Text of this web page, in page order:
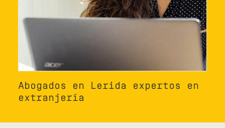
Abogados en Lerida expertos en
extranjería